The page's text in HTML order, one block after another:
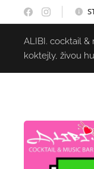
ALIBI. cocktail &
koktejly, živou